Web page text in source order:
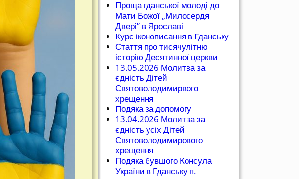
Проща гданської молоді до
Мати Божої „Милосердя
Двері” в Ярославі
Курс іконописання в Гданську
Стаття про тисячулітню
історію Десятинної церкви
13.05.2026 Молитва за
єдність Дітей
Святоволодимирвого
хрещення
Подяка за допомогу
13.04.2026 Молитва за
єдність усіх Дітей
Святоволодимирового
хрещення
Подяка бувшого Консула
України в Гданську п.